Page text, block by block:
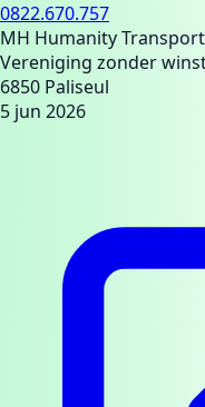
0822.670.757
MH Humanity Transport
Vereniging zonder
6850 Paliseul
5 jun 2026